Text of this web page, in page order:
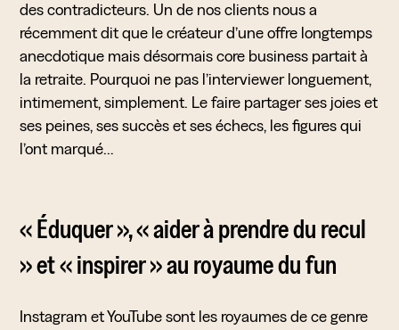
des contradicteurs. Un de nos clients nous a
récemment dit que le créateur d’une offre longtemps
anecdotique mais désormais core business partait à
la retraite. Pourquoi ne pas l’interviewer longuement,
intimement, simplement. Le faire partager ses joies et
ses peines, ses succès et ses échecs, les figures qui
l’ont marqué…
« Éduquer », « aider à prendre du recul
» et « inspirer » au royaume du fun
Instagram et YouTube sont les royaumes de ce genre